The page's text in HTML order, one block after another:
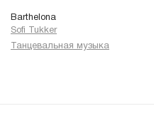
Barthelona
Sofi Tukker
Танцевальная музыка